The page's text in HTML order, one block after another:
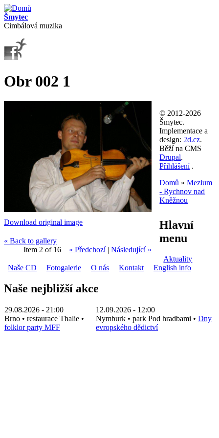
Přejít k hlavnímu obsahu
Šmytec
Cimbálová muzika
Obr 002 1
Download original image
« Back to gallery
Item 2 of 16
« Předchozí|Následující »
© 2012-2026
Šmytec.
Implementace a
design: 2d.cz.
Běží na CMS
Drupal.
Přihlášení.
Jste zde
Domů »Mezium
- Rychnov nad
Kněžnou
Hlavní
menu
Aktuality
Naše CD
Fotogalerie O nás Kontakt English info
Naše nejbližší akce
29.08.2026 - 21:00
Brno • restaurace Thalie •
folklor party MFF
12.09.2026 - 12:00
Nymburk • park Pod hradbami • Dny
evropského dědictví